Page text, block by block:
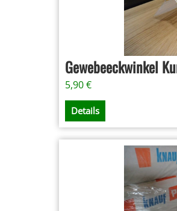
Gewebeeckwinkel
5,90€
Details